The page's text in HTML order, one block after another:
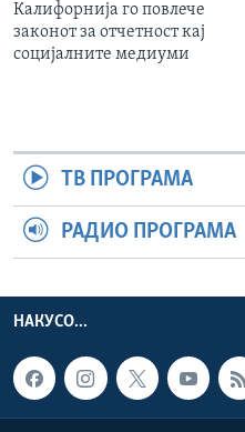
Калифорнија го повлече
законот за отчетност кај
социјалните медиуми
ТВ ПРОГРАМА
РАДИО ПРОГРАМА
НАКУСО...